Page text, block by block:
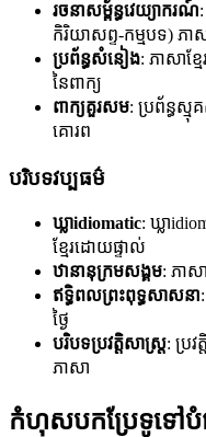
រចនាសម្ព័ន្ធវេយ្យាករណ៍
កិរិយាសព្ទ-កម្មបទ) ភាស
ប្រព័ន្ធសំនៀង: ភាសាខ្
នៃពាក្យ
ពាក្យគួរសម: ប្រព័ន្ធស្មុ
គោរព
បរិបទវប្បធម៌
ឃ្លាidiomatic: ឃ្លា
ខ្មែរដោយផ្ទាល់
ឋានានុក្រមសង្គម: ភាស
ឥទ្ធិពលព្រះពុទ្ធសាសនា
ថ្ងៃ
បរិបទប្រវត្តិសាស្ត្រ: ប្រ
ភាសា
កំហុសបកប្រែទូទៅ